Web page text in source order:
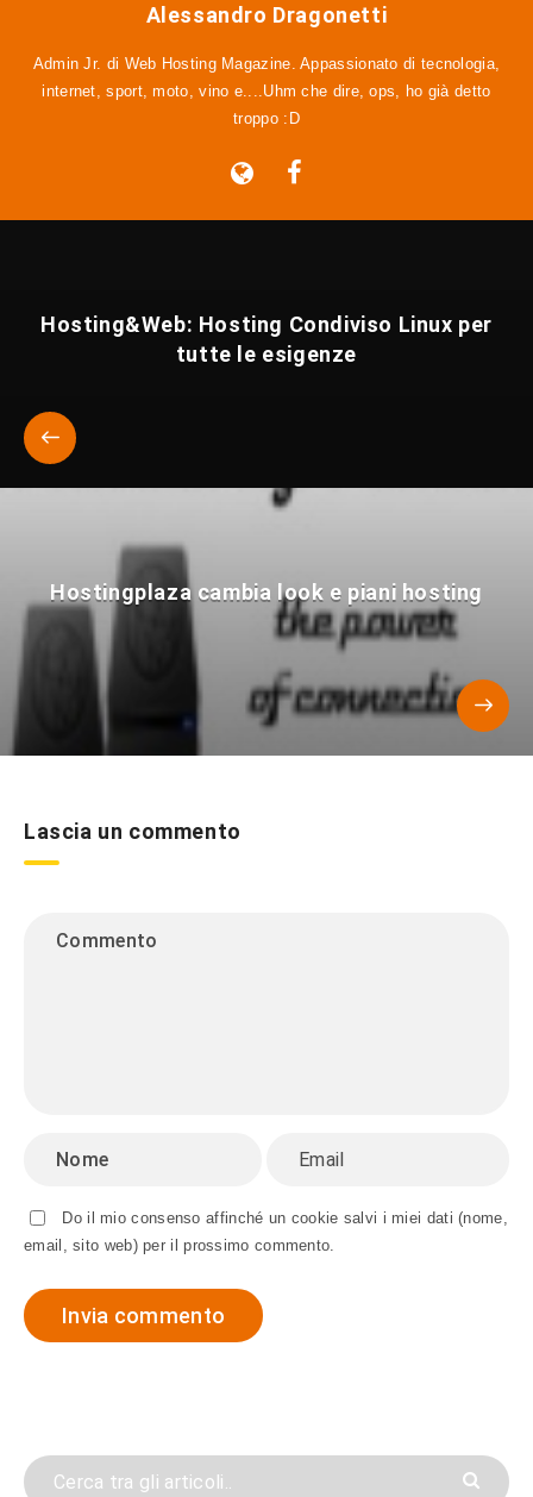
Alessandro Dragonetti
Admin Jr. di Web Hosting Magazine. Appassionato di tecnologia,
internet, sport, moto, vino e....Uhm che dire, ops, ho già detto
troppo :D
Hosting&Web: Hosting Condiviso Linux per
tutte le esigenze
Hostingplaza cambia look e piani hosting
Lascia un commento
Do il mio consenso affinché un cookie salvi i miei dati (nome,
email, sito web) per il prossimo commento.